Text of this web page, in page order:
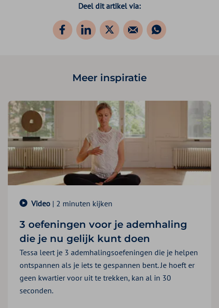
Deel dit artikel via:
Meer inspiratie
Video | 2 minuten kijken
3 oefeningen voor je ademhaling
die je nu gelijk kunt doen
Tessa leert je 3 ademhalingsoefeningen die je helpen
ontspannen als je iets te gespannen bent. Je hoeft er
geen kwartier voor uit te trekken, kan al in 30
seconden.